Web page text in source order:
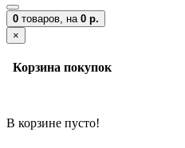
0 товаров, на 0 р.
×
Корзина покупок
В корзине пусто!